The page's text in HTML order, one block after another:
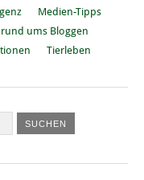
Medien-Tipps
rund ums Bloggen
Tierleben